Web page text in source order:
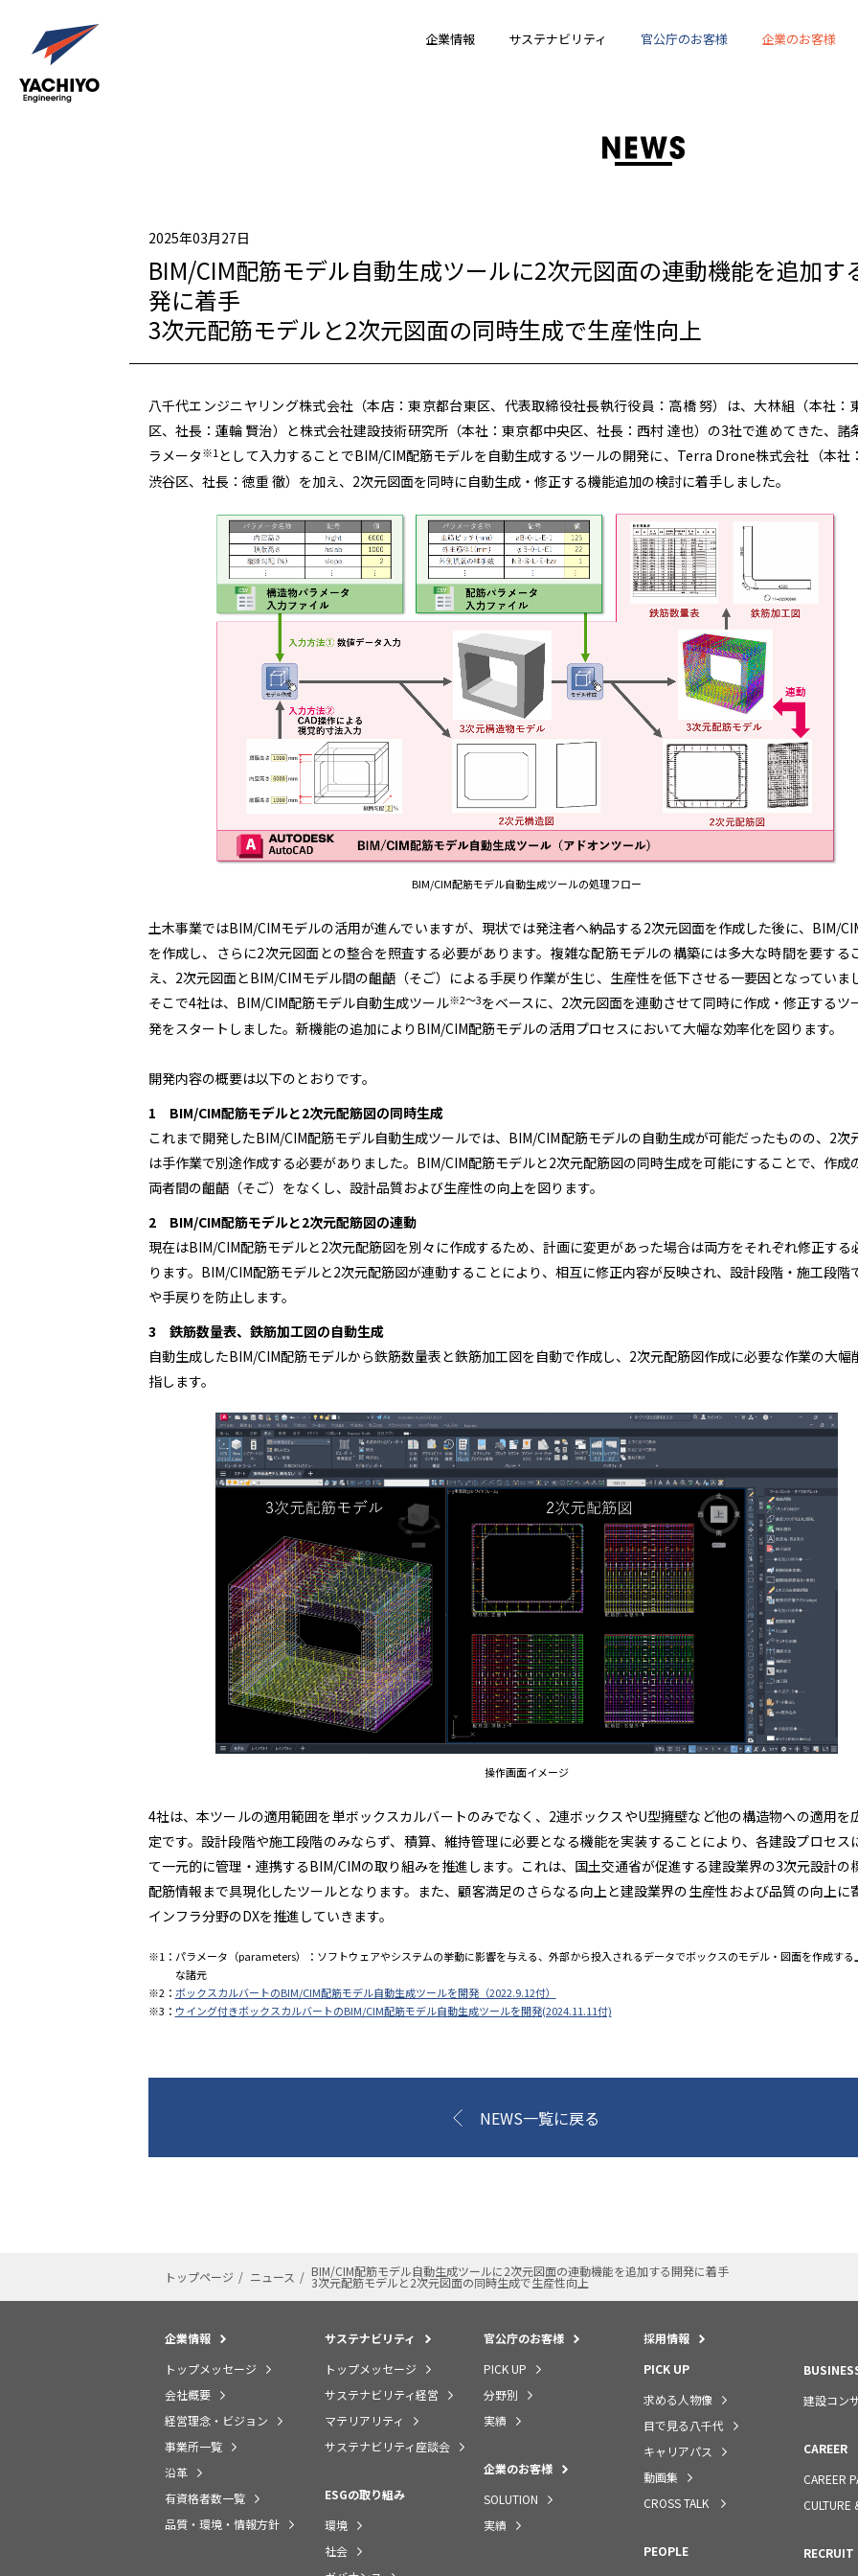
企業情報 サステナビリティ 官公庁のお客様 企業のお客様
2025年03月27日
BIM/CIM配筋モデル自動生成ツールに2次元図面の連動機能を追加す
発に着手
3次元配筋モデルと2次元図面の同時生成で生産性向上
八千代エンジニヤリング株式会社（本店：東京都台東区、代表取締役社長執行役員：高橋 努）は、大林組（本社：
区、社長：蓮輪 賢治）と株式会社建設技術研究所（本社：東京都中央区、社長：西村 達也）の3社で進めてきた、諸
ラメータ※1 として入力することでBIM/CIM配筋モデルを自動生成するツールの開発に、Terra Drone株式会社（本社
渋谷区、社長：徳重 徹）を加え、2次元図面を同時に自動生成・修正する機能追加の検討に着手しました。
BIM/CIM配筋モデル自動生成ツールの処理フロー
土木事業ではBIM/CIMモデルの活用が進んでいますが、現状では発注者へ納品する2次元図面を作成した後に、BIM/
を作成し、さらに2次元図面との整合を照査する必要があります。複雑な配筋モデルの構築には多大な時間を要する
え、2次元図面とBIM/CIMモデル間の齟齬（そご）による手戻り作業が生じ、生産性を低下させる一要因となっていま
そこで4社は、BIM/CIM配筋モデル自動生成ツール※2～3をベースに、2次元図面を連動させて同時に作成・修正するツ
発をスタートしました。新機能の追加によりBIM/CIM配筋モデルの活用プロセスにおいて大幅な効率化を図ります。
開発内容の概要は以下のとおりです。
1 BIM/CIM配筋モデルと2次元配筋図の同時生成
これまで開発したBIM/CIM配筋モデル自動生成ツールでは、BIM/CIM配筋モデルの自動生成が可能だったものの、 2次
は手作業で別途作成する必要がありました。BIM/CIM配筋モデルと2次元配筋図の同時生成を可能にすることで、作成
両者間の齟齬（そご）をなくし、設計品質および生産性の向上を図ります。
2BIM/CIM配筋モデルと2次元配筋図の連動
現在はBIM/CIM配筋モデルと2次元配筋図を別々に作成するため、計画に変更があった場合は両方をそれぞれ修正する
ります。 BIM/CIM配筋モデルと2次元配筋図が連動することにより、相互に修正内容が反映され、設計段階・施工段階
や手戻りを防止します。
3 鉄筋数量表、鉄筋加工図の自動生成
自動生成したBIM/CIM配筋モデルから鉄筋数量表と鉄筋加工図を自動で作成し、 2次元配筋図作成に必要な作業の大幅
指します。
操作画面イメージ
4社は、本ツールの適用範囲を単ボックスカルバートのみでなく、2連ボックスやU型擁壁など他の構造物への適用を
定です。設計段階や施工段階のみならず、積算、維持管理に必要となる機能を実装することにより、各建設プロセス
て一元的に管理・連携するBIM/CIMの取り組みを推進します。これは、国土交通省が促進する建設業界の3次元設計の
配筋情報まで具現化したツールとなります。また、顧客満足のさらなる向上と建設業界の生産性および品質の向上に
インフラ分野のDXを推進していきます。
※1：パラメータ（parameters）：ソフトウェアやシステムの挙動に影響を与える、外部から投入されるデータでボックスのモデル・図面を作成する
な諸元
※2： ボックスカルバートのBIM/CIM配筋モデル自動生成ツールを開発（2022.9.12付）
※3： ウイング付きボックスカルバートのBIM/CIM配筋モデル自動生成ツールを開発(2024.11.11付)
NEWS一覧に戻る
トップページ ニュース BIM/CIM配筋モデル自動生成ツールに2次元図面の連動機能を追加する開発に着手
3次元配筋モデルと2次元図面の同時生成で生産性向上
企業情報
トップメッセージ
会社概要
経営理念・ビジョン
事業所一覧
沿革
有資格者数一覧
品質・環境・情報方針
サステナビリティ
トップメッセージ
サステナビリティ経営
マテリアリティ
サステナビリティ座談会
ESGの取り組み
環境
社会
官公庁のお客様
PICK UP
分野別
実績
企業のお客様
SOLUTION
実績
採用情報
PICK UP
求める人物像
目で見る八千代
キャリアパス
動画集
CROSS TALK
PEOPLE
建設コン
CAREER
CAREER
CULTURE
RECRUIT